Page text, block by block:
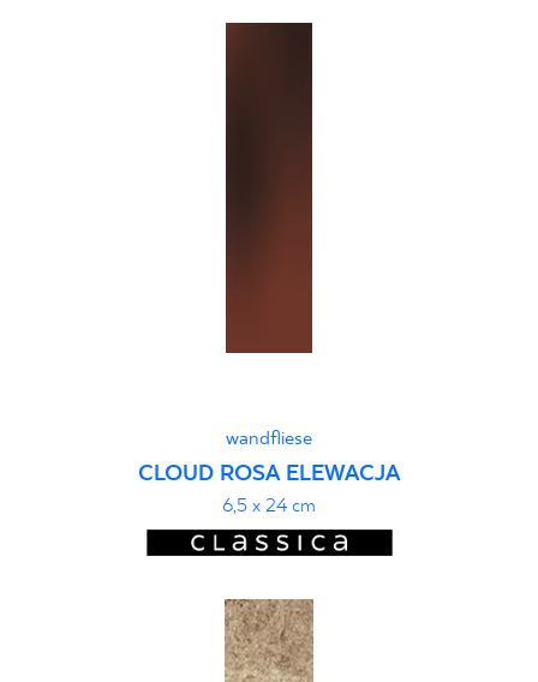
wandfliese
CLOUD ROSA ELEWACJA
6,5 x 24 cm